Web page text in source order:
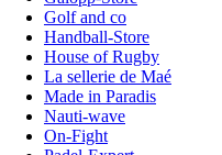
Golf and co
Handball-Store
House of Rugby
La sellerie de Maé
Made in Paradis
Nauti-wave
On-Fight